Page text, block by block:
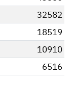
32582
18519
10910
6516